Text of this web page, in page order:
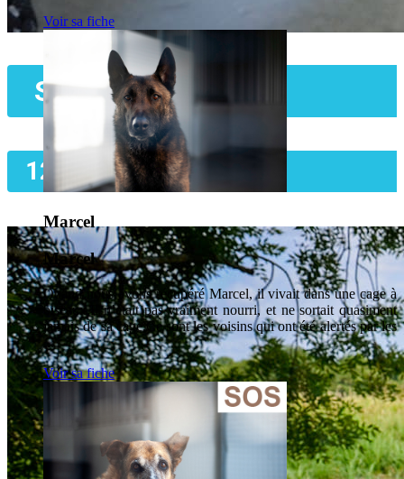
Spot
12 ans
Voir sa fiche
Marcel
Marcel
Quand nous avons récupéré Marcel, il vivait dans une cage à
oiseaux.Il n’était pas vraiment nourri, et ne sortait quasiment
jamais de sa cage.Ce sont les voisins qui ont été alertés par les
...
Voir sa fiche